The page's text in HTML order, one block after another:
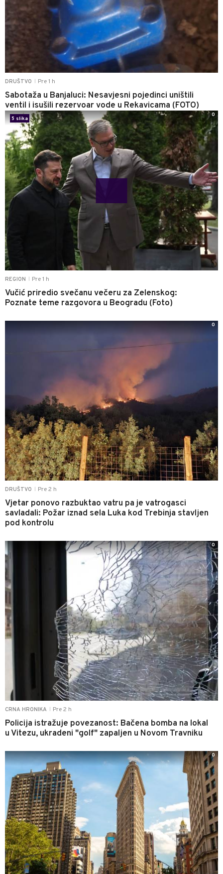
DRUŠTVO Pre 1 h
Sabotaža u Banjaluci: Nesavjesni pojedinci uništili
ventil i isušili rezervoar vode u Rekavicama (FOTO)
REGION Pre 1 h
Vučić priredio svečanu večeru za Zelenskog:
Poznate teme razgovora u Beogradu (Foto)
5 slika
0
DRUŠTVO Pre 2 h
Vjetar ponovo razbuktao vatru pa je vatrogasci
savladali: Požar iznad sela Luka kod Trebinja stavljen
pod kontrolu
0
CRNA HRONIKA Pre 2 h
Policija istražuje povezanost: Bačena bomba na lokal
u Vitezu, ukradeni "golf" zapaljen u Novom Travniku
0
0